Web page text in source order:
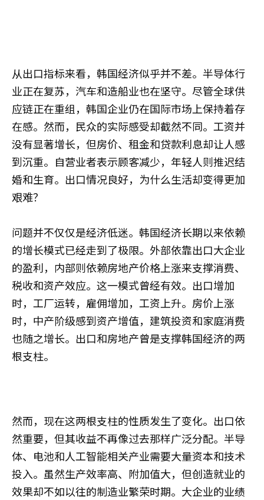
从出口指标来看，韩国经济似乎并不差。半导体行
业正在复苏，汽车和造船业也在坚守。尽管全球供
应链正在重组，韩国企业仍在国际市场上保持着存
在感。然而，民众的实际感受却截然不同。工资并
没有显著增长，但房价、租金和贷款利息却让人感
到沉重。自营业者表示顾客减少，年轻人则推迟结
婚和生育。出口情况良好，为什么生活却变得更加
艰难？
问题并不仅仅是经济低迷。韩国经济长期以来依赖
的增长模式已经走到了极限。外部依靠出口大企业
的盈利，内部则依赖房地产价格上涨来支撑消费、
税收和资产效应。这一模式曾经有效。出口增加
时，工厂运转，雇佣增加，工资上升。房价上涨
时，中产阶级感到资产增值，建筑投资和家庭消费
也随之增长。出口和房地产曾是支撑韩国经济的两
根支柱。
然而，现在这两根支柱的性质发生了变化。出口依
然重要，但其收益不再像过去那样广泛分配。半导
体、电池和人工智能相关产业需要大量资本和技术
投入。虽然生产效率高、附加值大，但创造就业的
效果却不如以往的制造业繁荣时期。大企业的业绩